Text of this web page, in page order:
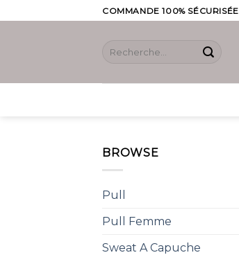
to
COMMANDE 100% SÉCURISÉE
Recherche
BROWSE
Pull
Pull Femme
Sweat A Capuche